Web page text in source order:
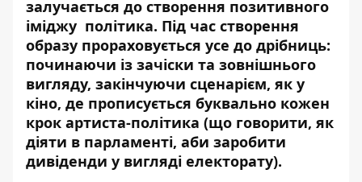
залучається до створення позитивного
іміджу політика. Під час створення
образу прораховується усе до дрібниць:
починаючи із зачіски та зовнішнього
вигляду, закінчуючи сценарієм, як у
кіно, де прописується буквально кожен
крок артиста-політика (що говорити, як
діяти в парламенті, аби заробити
дивіденди у вигляді електорату).